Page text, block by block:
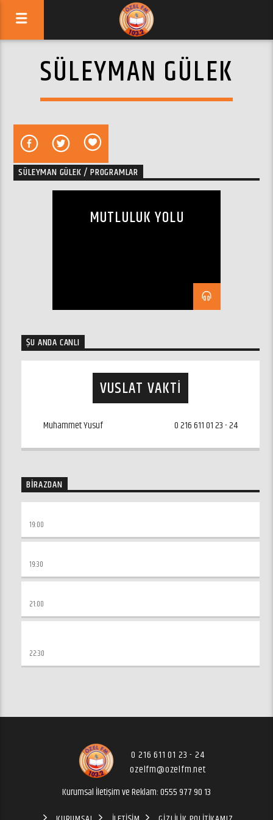
SÜLEYMAN GÜLEK
SÜLEYMAN GÜLEK / PROGRAMLAR
MUTLULUK YOLU
ŞU ANDA CANLI
VUSLAT VAKTI
Muhammet Yusuf 0 216 611 01 23 - 24
BIRAZDAN
19:00
19:30
21:00
22:30
0 216 611 01 23 - 24
ozelfm@ozelfm.net
Kurumsal İletişim ve Reklam: 0555 977 90 13